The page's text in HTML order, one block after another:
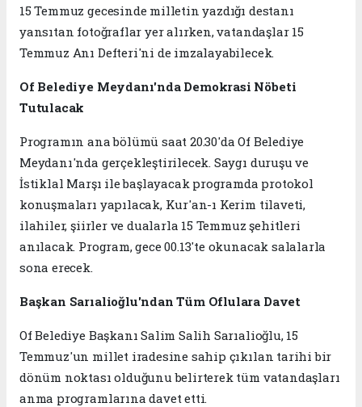
15 Temmuz gecesinde milletin yazdığı destanı
yansıtan fotoğraflar yer alırken, vatandaşlar 15
Temmuz Anı Defteri'ni de imzalayabilecek.
Of Belediye Meydanı'nda Demokrasi Nöbeti
Tutulacak
Programın ana bölümü saat 20.30'da Of Belediye
Meydanı'nda gerçekleştirilecek. Saygı duruşu ve
İstiklal Marşı ile başlayacak programda protokol
konuşmaları yapılacak, Kur'an-ı Kerim tilaveti,
ilahiler, şiirler ve dualarla 15 Temmuz şehitleri
anılacak. Program, gece 00.13'te okunacak salalarla
sona erecek.
Başkan Sarıalioğlu'ndan Tüm Oflulara Davet
Of Belediye Başkanı Salim Salih Sarıalioğlu, 15
Temmuz'un millet iradesine sahip çıkılan tarihi bir
dönüm noktası olduğunu belirterek tüm vatandaşları
anma programlarına davet etti.